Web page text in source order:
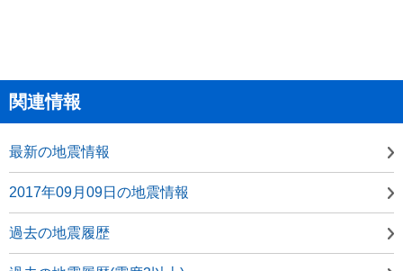
関連情報
最新の地震情報
2017年09月09日の地震情報
過去の地震履歴